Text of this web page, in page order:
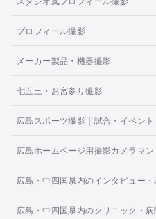
プロフィール撮影
メーカー製品・機器撮影
七五三・お宮参り撮影
広島スポーツ撮影｜試合・イベン
広島ホームページ用撮影カメラマン
広島・中四国県内のインタビュー
広島・中四国県内のクリニック・